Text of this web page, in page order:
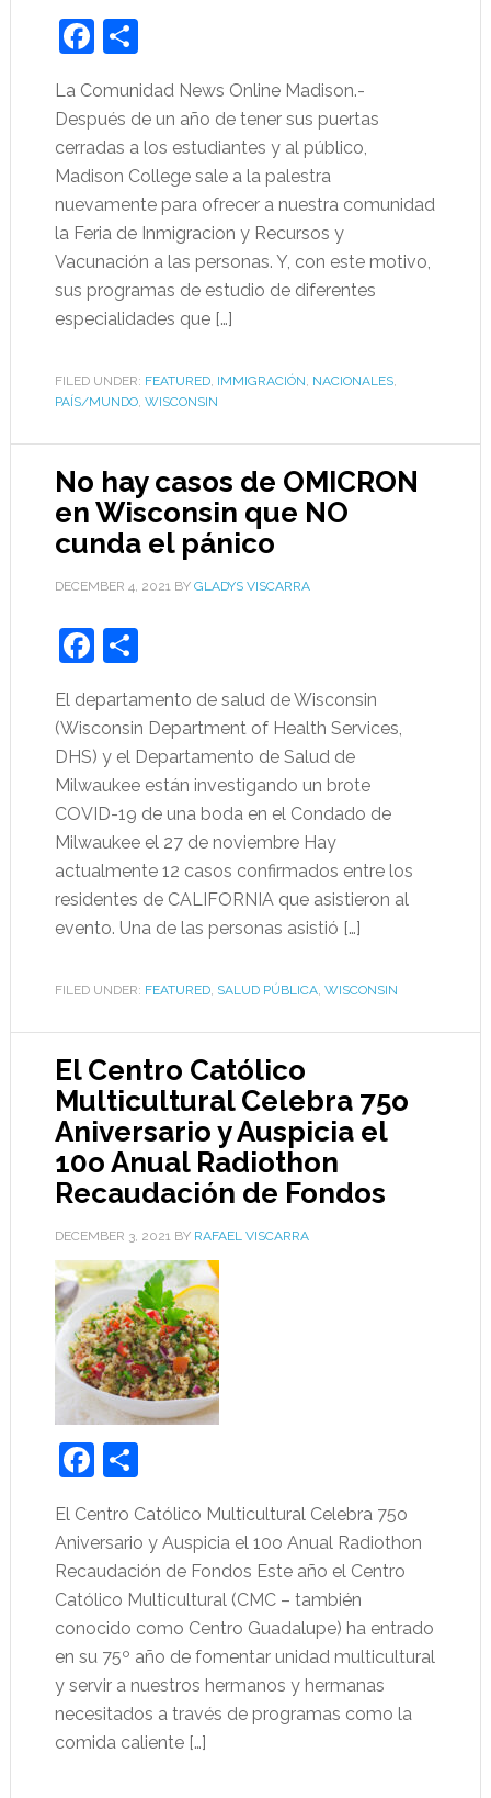
Facebook
Share
La Comunidad News Online Madison.-
Después de un año de tener sus puertas
cerradas a los estudiantes y al público,
Madison College sale a la palestra
nuevamente para ofrecer a nuestra comunidad
la Feria de Inmigracion y Recursos y
Vacunación a las personas. Y, con este motivo,
sus programas de estudio de diferentes
especialidades que […]
FILED UNDER: FEATURED, IMMIGRACIÓN, NACIONALES,
PAÍS/MUNDO, WISCONSIN
No hay casos de OMICRON
en Wisconsin que NO
cunda el pánico
DECEMBER 4, 2021BY GLADYS VISCARRA
Facebook
Share
El departamento de salud de Wisconsin
(Wisconsin Department of Health Services,
DHS) y el Departamento de Salud de
Milwaukee están investigando un brote
COVID-19 de una boda en el Condado de
Milwaukee el 27 de noviembre Hay
actualmente 12 casos confirmados entre los
residentes de CALIFORNIA que asistieron al
evento. Una de las personas asistió […]
FILED UNDER: FEATURED, SALUD PÚBLICA, WISCONSIN
El Centro Católico
Multicultural Celebra 75o
Aniversario y Auspicia el
10o Anual Radiothon
Recaudación de Fondos
DECEMBER 3, 2021BY RAFAEL VISCARRA
Facebook
Share
El Centro Católico Multicultural Celebra 75o
Aniversario y Auspicia el 10o Anual Radiothon
Recaudación de Fondos Este año el Centro
Católico Multicultural (CMC – también
conocido como Centro Guadalupe) ha entrado
en su 75º año de fomentar unidad multicultural
y servir a nuestros hermanos y hermanas
necesitados a través de programas como la
comida caliente […]